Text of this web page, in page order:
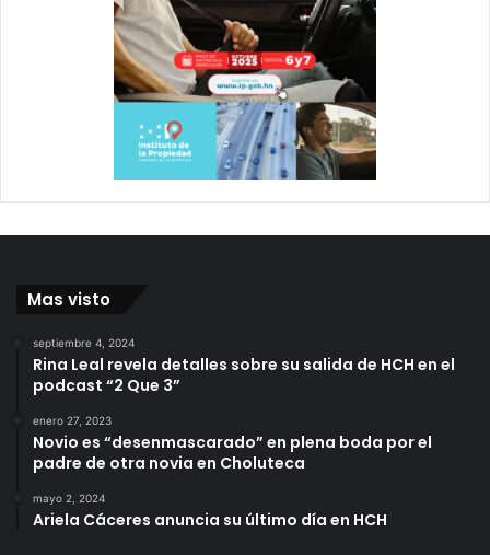
Mas visto
septiembre 4, 2024
Rina Leal revela detalles sobre su salida de HCH en el
podcast “2 Que 3”
enero 27, 2023
Novio es “desenmascarado” en plena boda por el
padre de otra novia en Choluteca
mayo 2, 2024
Ariela Cáceres anuncia su último día en HCH